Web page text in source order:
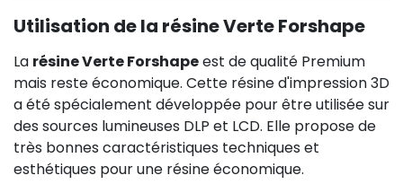
Utilisation de la résine Verte Forshape
La résine Verte Forshapeest de qualité Premium
mais reste économique. Cette résine d'impression 3D
a été spécialement développée pour être utilisée sur
des sources lumineuses DLP et LCD. Elle propose de
très bonnes caractéristiques techniques et
esthétiques pour une résine économique.